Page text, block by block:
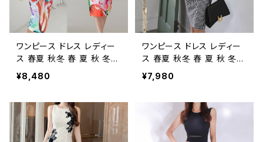
ドレスワンピース お呼ばれ
韓国 ファッション オフィス
カジュアル 韓国風 キャバド
レス ナイトドレス ナイトワン
ピ カジュアル 20代 30代
韓国風 キャバドレス ナイト
ドレス ナイトワンピ 上品 ア
イボリー 大人 カジュアル 1
0代 20代 30代 40代 C-O
SS0115
ワンピース ドレス レディー
ス 春夏 秋冬 春 夏 秋 冬
青 赤 ドレスワンピース ドレ
ス タイトワンピース 半袖 パ
リント 花柄ワンピ ひざ丈 タ
イトドレス タイトドレス 半袖
ワンピ ワンピドレス スクエ
¥8,480
ワンピース ドレス レディー
ス 春夏 秋冬 春 夏 秋 冬
黒 ドレスワンピース ドレス
タイトワンピース 半袖 パフ
ひざ丈 スリット タイトドレス
タイトドレス ワンピドレス ス
クエアネック ミモレ丈ワン
¥7,980